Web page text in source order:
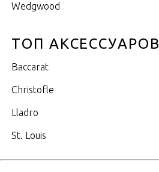
Wedgwood
ТОП АКСЕССУАРОВ
Baccarat
Christofle
Lladro
St. Louis